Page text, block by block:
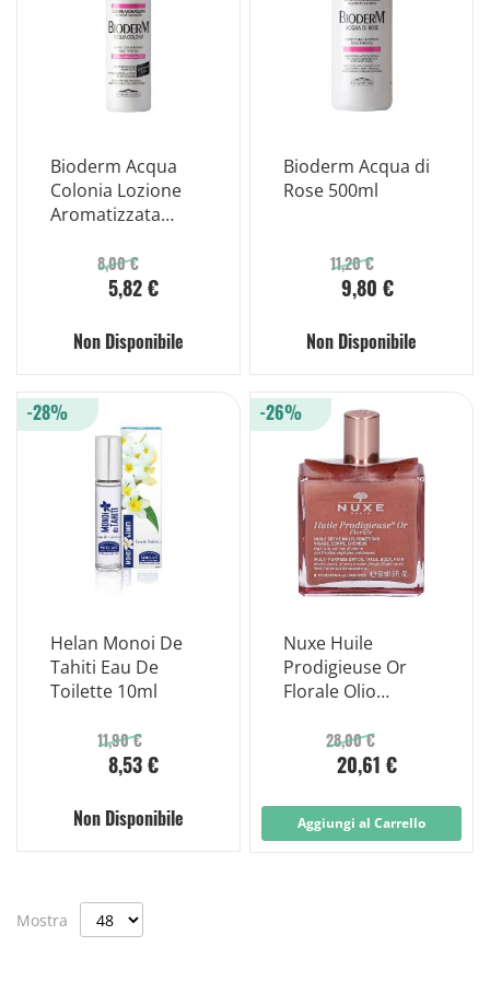
Bioderm Acqua
Colonia Lozione
Aromatizzata
alcolica 125lml
8,00 €
5,82 €
Non Disponibile
Bioderm Acqua di
Rose 500ml
11,20 €
9,80 €
Non Disponibile
Helan Monoi De
Tahiti Eau De
Toilette 10ml
11,90 €
8,53 €
-28%
Non Disponibile
Nuxe Huile
Prodigieuse Or
Florale Olio
funzione 50ml
28,00 €
20,61 €
-26%
Aggiungi al Carrello
Mostra